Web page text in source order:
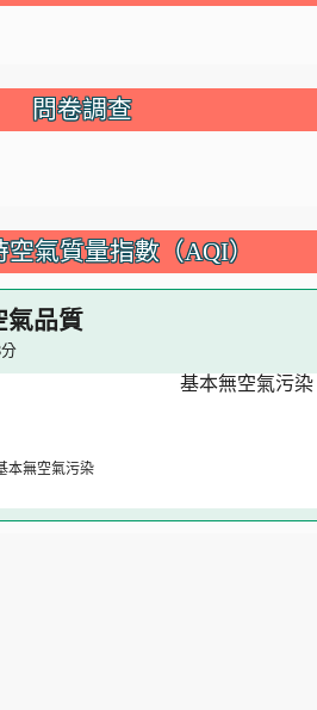
問卷調查
空氣質量指數（AQI）
氣品質
本無空氣污染